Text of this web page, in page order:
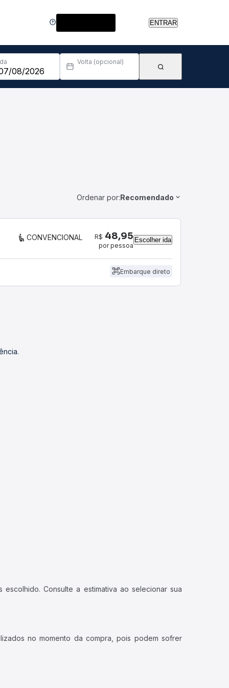
ENTRAR
Volta (opcional)
Ordenar por:Recomendado
CONVENCIONAL R$ 48,95
por pessoa
Escolher ida
Embarque direto
Consulte a estimativa ao selecionar sua
no momento da compra, pois podem sofrer